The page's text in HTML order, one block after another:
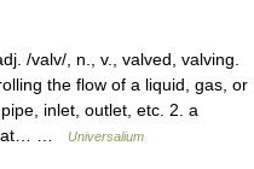
/valv/, n., v., valved, valving.
the flow of a liquid, gas, or
inlet, outlet, etc. 2. a
…
Universalium